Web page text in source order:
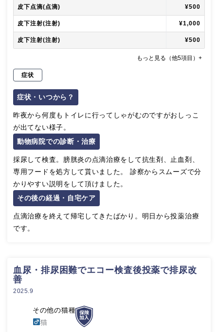
皮下点滴(点滴) ¥500
皮下注射(注射) ¥1,000
皮下注射(注射) ¥500
もっと見る（他5項目）+
症状
症状・いつから？
昨夜から何度もトイレに行ってしゃがむのですがおしっこ
が出てない様子。
動物病院での診断・治療
採尿して検査。膀胱炎の点滴治療をして抗生剤、止血剤、
専用フードを処方して貰いました。 診察からスムーズで分
かりやすい説明をして頂けました。
その後の経過・自宅ケア
点滴治療を終えて帰宅してきたばかり。明日から投薬治療
です。
血尿・排尿困難でエコー検査後投薬で排尿改
善
2025.9
その他の猫種
猫